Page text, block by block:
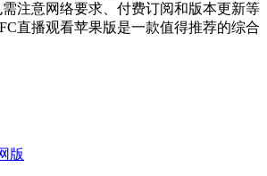
注意网络要求、付费订阅和版本更新等
直播观看苹果版是一款值得推荐的综合